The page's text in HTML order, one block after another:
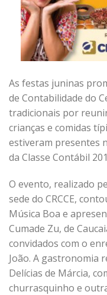
As festas juninas
de Contabilidade do
tradicionais por
crianças e comidas
estiveram presentes
da Classe Contábil
O evento, realizado
sede do CRCCE,
Música Boa e
Cumade Zu, de
convidados com o
João. A gastronomia
Delícias de Márcia,
churrasquinho e